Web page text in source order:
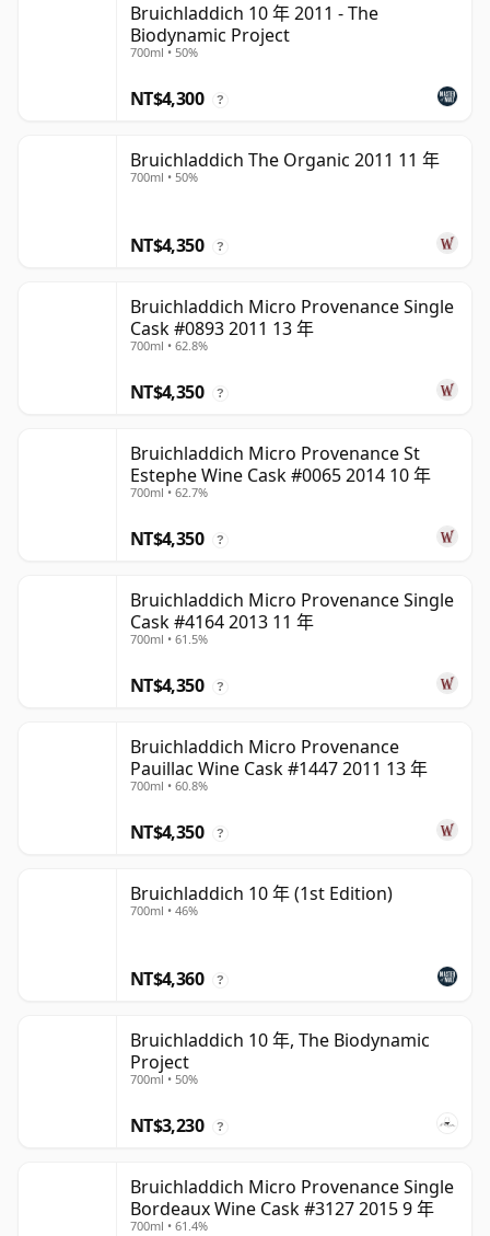
Bruichladdich 10 年 2011 - The
Biodynamic Project
700ml • 50%
NT$4,300 ?
Bruichladdich The Organic 2011 11 年
700ml • 50%
NT$4,350 ?
Bruichladdich Micro Provenance Single
Cask #0893 2011 13 年
700ml • 62.8%
NT$4,350 ?
Bruichladdich Micro Provenance St
Estephe Wine Cask #0065 2014 10 年
700ml • 62.7%
NT$4,350 ?
Bruichladdich Micro Provenance Single
Cask #4164 2013 11 年
700ml • 61.5%
NT$4,350 ?
Bruichladdich Micro Provenance
Pauillac Wine Cask #1447 2011 13 年
700ml • 60.8%
NT$4,350 ?
Bruichladdich 10 年 (1st Edition)
700ml • 46%
NT$4,360 ?
Bruichladdich 10 年, The Biodynamic
Project
700ml • 50%
NT$3,230 ?
Bruichladdich Micro Provenance Single
Bordeaux Wine Cask #3127 2015 9 年
700ml • 61.4%